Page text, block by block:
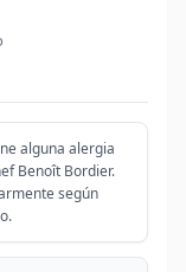
alguna alergia
Benoît Bordier.
según